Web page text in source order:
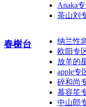
Anaka
茶山刘
春榭台
纳兰性
欧阳专
放羊的
apple专
碎和尚
慕容笙
中山郎